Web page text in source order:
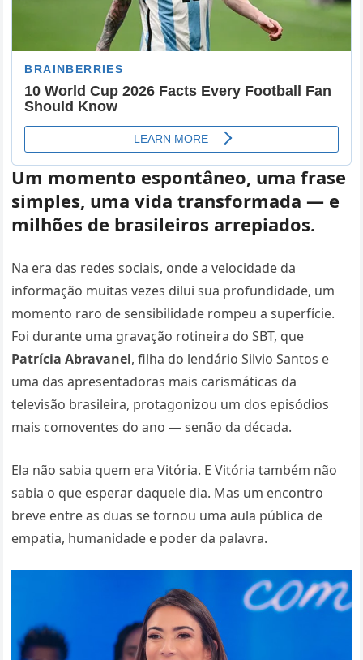
Um momento espontâneo, uma frase
simples, uma vida transformada — e
milhões de brasileiros arrepiados.
Na era das redes sociais, onde a velocidade da
informação muitas vezes dilui sua profundidade, um
momento raro de sensibilidade rompeu a superfície.
Foi durante uma gravação rotineira do SBT, que
Patrícia Abravanel, filha do lendário Silvio Santos e
uma das apresentadoras mais carismáticas da
televisão brasileira, protagonizou um dos episódios
mais comoventes do ano — senão da década.
Ela não sabia quem era Vitória. E Vitória também não
sabia o que esperar daquele dia. Mas um encontro
breve entre as duas se tornou uma aula pública de
empatia, humanidade e poder da palavra.